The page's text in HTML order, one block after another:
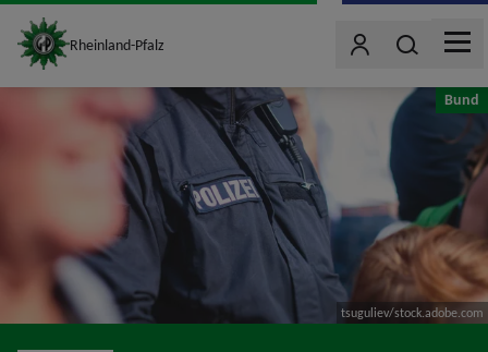
site_logo
Rheinland-Pfalz BenutzerWonach
MENU
tsuguliev/stock.adobe.com
Bund